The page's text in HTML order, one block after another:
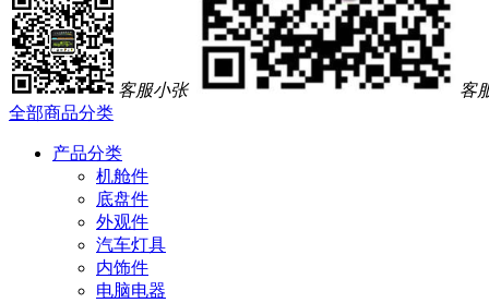
客服小张
客
全部商品分类
产品分类
机舱件
底盘件
外观件
汽车灯具
内饰件
电脑电器